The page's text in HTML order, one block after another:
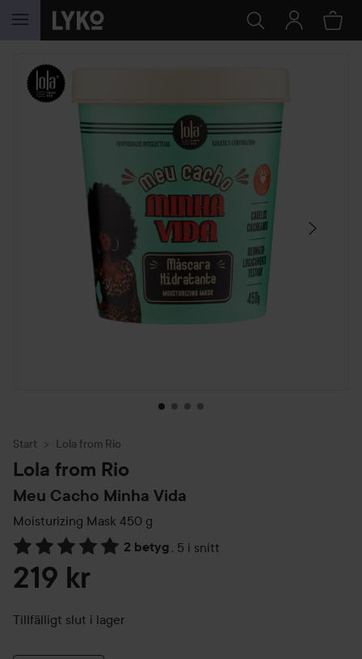
HOPPA TILL INNEHÅLLET
HOPPA ÖVER SEKTIONEN
Start Lola from Rio
Lola from Rio
Meu Cacho Minha Vida
Moisturizing Mask 450 g
2 betyg , 5 i snitt
Hoppa till Betyg & kommentarer
219 kr
Tillfälligt slut i lager